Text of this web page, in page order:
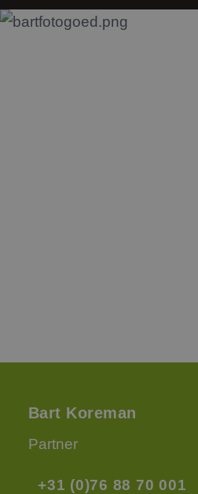
Bart Koreman
Partner
+31 (0)76 88 70 001